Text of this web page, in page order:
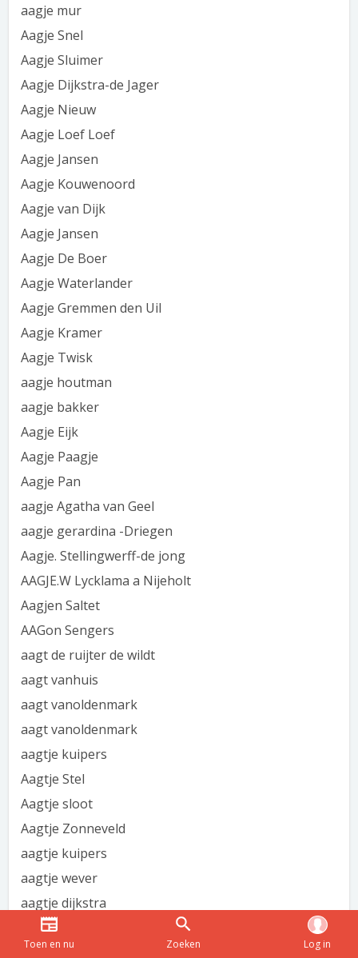
aagje mur
Aagje Snel
Aagje Sluimer
Aagje Dijkstra-de Jager
Aagje Nieuw
Aagje Loef Loef
Aagje Jansen
Aagje Kouwenoord
Aagje van Dijk
Aagje Jansen
Aagje De Boer
Aagje Waterlander
Aagje Gremmen den Uil
Aagje Kramer
Aagje Twisk
aagje houtman
aagje bakker
Aagje Eijk
Aagje Paagje
Aagje Pan
aagje Agatha van Geel
aagje gerardina -Driegen
Aagje. Stellingwerff-de jong
AAGJE.W Lycklama a Nijeholt
Aagjen Saltet
AAGon Sengers
aagt de ruijter de wildt
aagt vanhuis
aagt vanoldenmark
aagt vanoldenmark
aagtje kuipers
Aagtje Stel
Aagtje sloot
Aagtje Zonneveld
aagtje kuipers
aagtje wever
aagtje dijkstra
aagtje bollinger
aagtje stegmeijer
Toen en nu Zoeken Log in